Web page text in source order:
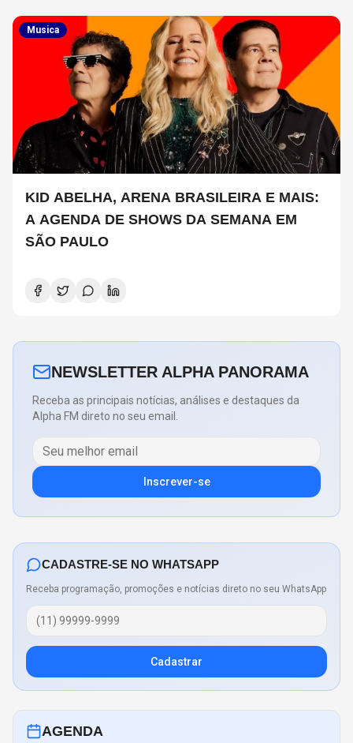
Musica
KID ABELHA, ARENA BRASILEIRA E MAIS:
A AGENDA DE SHOWS DA SEMANA EM
SÃO PAULO
NEWSLETTER ALPHA PANORAMA
Receba as principais notícias, análises e destaques da
Alpha FM direto no seu email.
Inscrever-se
CADASTRE-SE NO WHATSAPP
Receba programação, promoções e notícias direto no seu WhatsApp
Cadastrar
AGENDA